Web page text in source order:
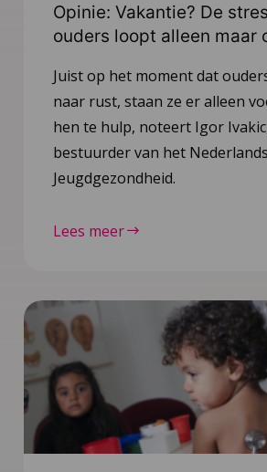
Opinie: Vakantie? De
ouders loopt alleen maar
Juist op het moment dat
naar rust, staan ze er alleen
hen te hulp, noteert Igor
bestuurder van het
Jeugdgezondheid.
Lees meer